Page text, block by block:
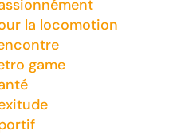
la locomotion
game